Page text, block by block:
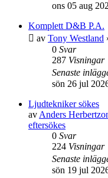
ons 05 aug
Komplett D&B P.A.
av Tony Westland
0 Svar
287 Visningar
Senaste
sön 26 jul
Ljudtekniker sökes
av Anders
eftersökes
0 Svar
224 Visningar
Senaste
sön 19 jul